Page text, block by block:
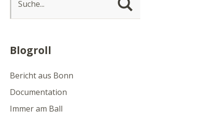
Blogroll
Bericht aus Bonn
Documentation
Immer am Ball